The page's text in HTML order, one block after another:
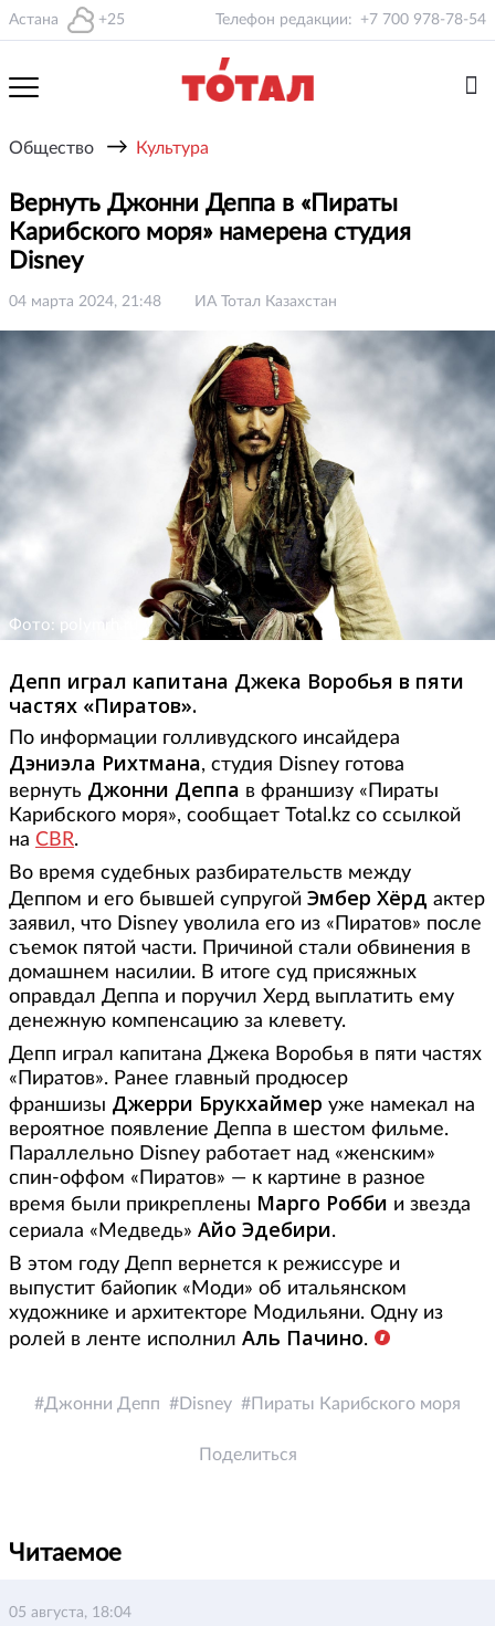
Астана +25 Телефон редакции: +7 700 978-78-54
Общество → Культура
Вернуть Джонни Деппа в «Пираты
Карибского моря» намерена студия
Disney
04 марта 2024, 21:48 ИА Тотал Казахстан
Фото: polymrh.ru
Депп играл капитана Джека Воробья в пяти
частях «Пиратов».
По информации голливудского инсайдера
Дэниэла Рихтмана, студия Disney готова
вернуть Джонни Деппа в франшизу «Пираты
Карибского моря», сообщает Total.kz со ссылкой
на CBR.
Во время судебных разбирательств между
Деппом и его бывшей супругой Эмбер Хёрд актер
заявил, что Disney уволила его из «Пиратов» после
съемок пятой части. Причиной стали обвинения в
домашнем насилии. В итоге суд присяжных
оправдал Деппа и поручил Херд выплатить ему
денежную компенсацию за клевету.
Депп играл капитана Джека Воробья в пяти частях
«Пиратов». Ранее главный продюсер
франшизы Джерри Брукхаймер уже намекал на
вероятное появление Деппа в шестом фильме.
Параллельно Disney работает над «женским»
спин-оффом «Пиратов» — к картине в разное
время были прикреплены Марго Робби и звезда
сериала «Медведь» Айо Эдебири.
В этом году Депп вернется к режиссуре и
выпустит байопик «Моди» об итальянском
художнике и архитекторе Модильяни. Одну из
ролей в ленте исполнил Аль Пачино.
Джонни Депп Disney Пираты Карибского моря
Поделиться
Читаемое
05 августа, 18:04